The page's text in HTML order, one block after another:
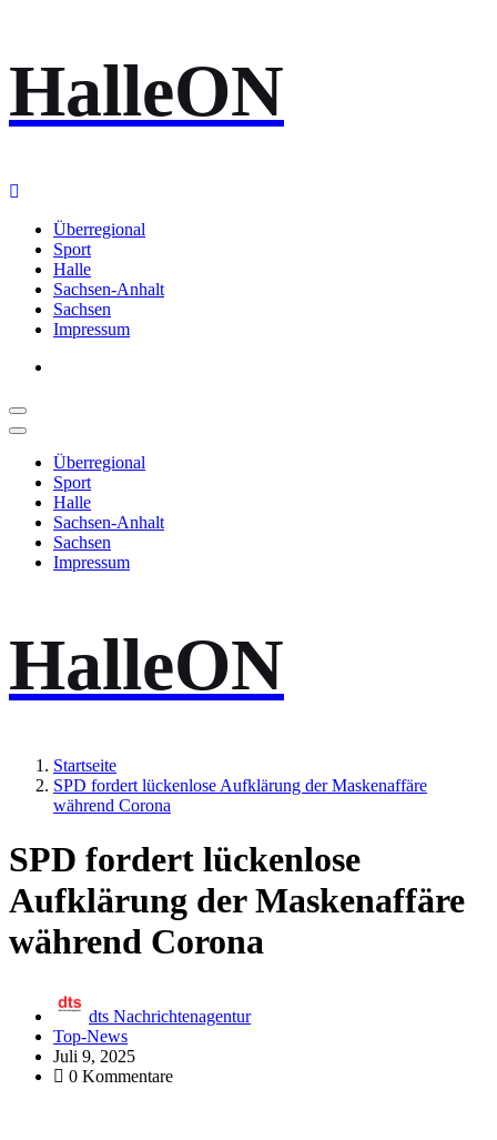
Inhalt
springen
HalleON
Überregional
Sport
Halle
Sachsen-Anhalt
Sachsen
Impressum
Überregional
Sport
Halle
Sachsen-Anhalt
Sachsen
Impressum
HalleON
Startseite
SPD fordert lückenlose Aufklärung der Maskenaffäre
während Corona
SPD fordert lückenlose
Aufklärung der Maskenaffäre
während Corona
dts Nachrichtenagentur
Top-News
Juli 9, 2025
0 Kommentare